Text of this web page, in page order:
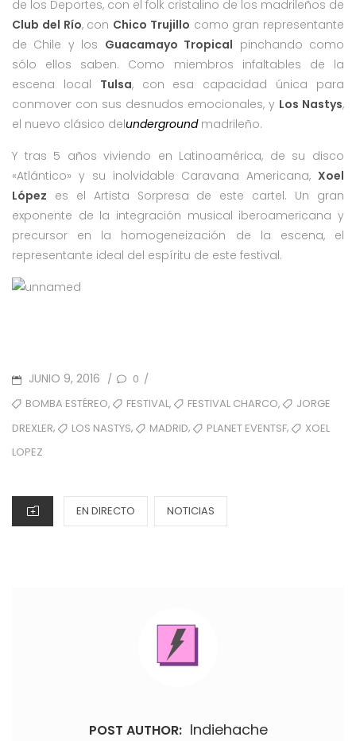
de los Deportes, con el folk cristalino de los madrileños de
Club del Río, con Chico Trujillo como gran representante
de Chile y los Guacamayo Tropical pinchando como
sólo ellos saben. Como miembros infaltables de la
escena local Tulsa, con esa capacidad única para
conmover con sus desnudos emocionales, y Los Nastys,
el nuevo clásico delundergroundmadrileño.
Y tras 5 años viviendo en Latinoamérica, de su disco
«Atlántico» y su inolvidable Caravana Americana, Xoel
López es el Artista Sorpresa de este cartel. Un gran
exponente de la integración musical iberoamericana y
precursor en la homogeneización de la escena, el
representante ideal del espíritu de este festival.
POSTED
ON
JUNIO 9, 2016 / 0 /
TAGSBOMBA ESTÉREO, FESTIVAL, FESTIVAL CHARCO,
JORGE
DREXLER, LOS NASTYS, MADRID, PLANET EVENTSF,
XOEL
LOPEZ
CATEGORIES
EN DIRECTO NOTICIAS
POST AUTHOR: Indiehache